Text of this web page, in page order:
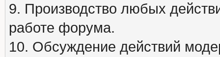
9. Производство любых
работе форума.
10. Обсуждение действий